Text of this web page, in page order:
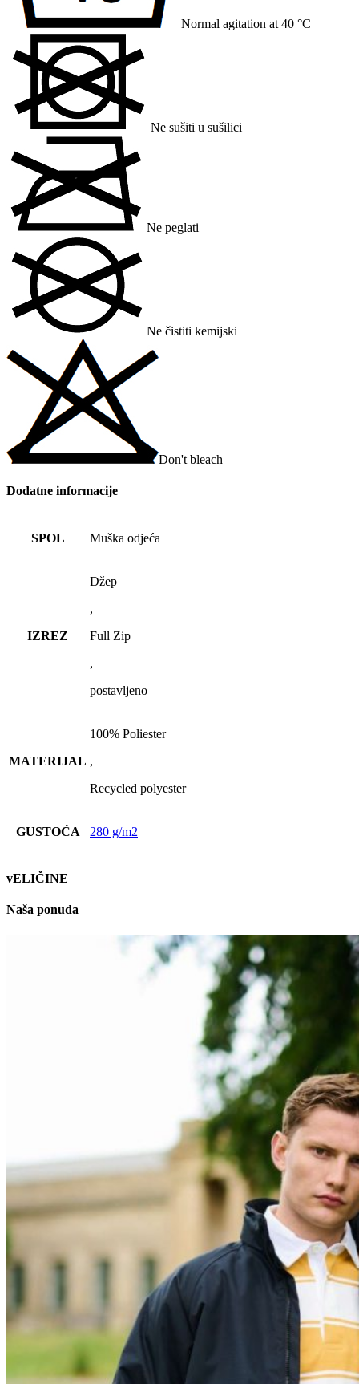
Normal agitation at 40 °C
Ne sušiti u sušilici
Ne peglati
Ne čistiti kemijski
Don't bleach
Dodatne informacije
SPOL Muška odjeća
IZREZ
Džep
,
Full Zip
,
postavljeno
MATERIJAL
100% Poliester
,
Recycled polyester
GUSTOĆA 280 g/m2
vELIČINE
Naša ponuda